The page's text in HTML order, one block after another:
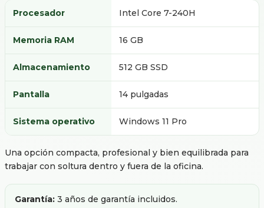
Procesador Intel Core 7-240H
Memoria RAM 16 GB
Almacenamiento 512 GB SSD
Pantalla 14 pulgadas
Sistema operativo Windows 11 Pro
Una opción compacta, profesional y bien equilibrada para
trabajar con soltura dentro y fuera de la oficina.
Garantía: 3 años de garantía incluidos.